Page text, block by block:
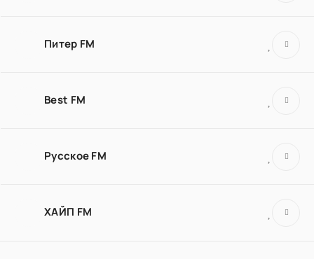
Питер FM
Best FM
Русское FM
ХАЙП FM